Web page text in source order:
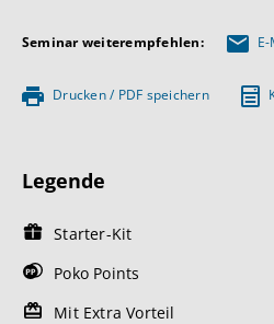
Seminar weiterempfehlen:
Drucken / PDF speichern
Legende
Starter-Kit
Poko Points
Mit Extra Vorteil